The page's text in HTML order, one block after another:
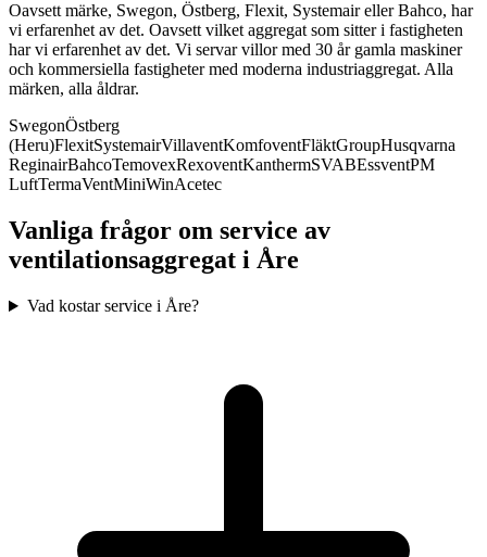
Oavsett märke, Swegon, Östberg, Flexit, Systemair eller Bahco, har
vi erfarenhet av det. Oavsett vilket aggregat som sitter i fastigheten
har vi erfarenhet av det. Vi servar villor med 30 år gamla maskiner
och kommersiella fastigheter med moderna industriaggregat. Alla
märken, alla åldrar.
SwegonÖstberg
(Heru)FlexitSystemairVillaventKomfoventFläktGroupHusqvarna
ReginairBahcoTemovexRexoventKanthermSVABEssventPM
LuftTermaVentMiniWinAcetec
Vanliga frågor om service av
ventilationsaggregat i Åre
Vad kostar service i Åre?